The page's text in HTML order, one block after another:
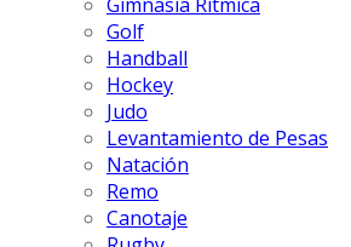
Golf
Handball
Hockey
Judo
Levantamiento de Pesas
Natación
Remo
Canotaje